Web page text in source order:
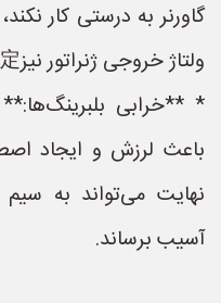
گاورنر به درستی کار
ولتاژ خروجی ژنراتور نیز不稳定 خواهد بود.
* **خرابی بلبرینگ‌ها:**
باعث لرزش و ایجاد
نهایت می‌تواند به سیم
آسیب برساند.